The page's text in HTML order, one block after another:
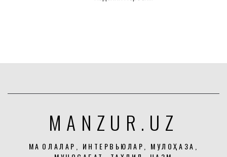
MANZUR.UZ
МАҚОЛАЛАР, ИНТЕРВЬЮЛАР, МУЛОҲАЗА,